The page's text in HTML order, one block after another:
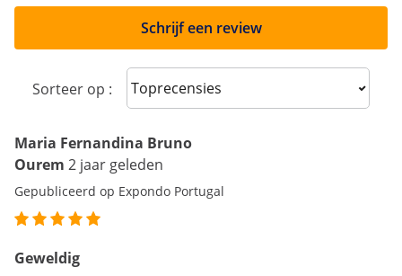
Schrijf een review
Sorteer op : Sort reviews
Maria Fernandina Bruno
Ourem 2 jaar geleden
Gepubliceerd op Expondo Portugal
Geweldig